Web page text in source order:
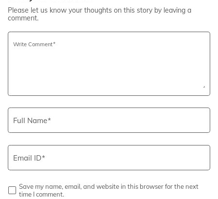
Please let us know your thoughts on this story by leaving a
comment.
Write Comment
Full Name
Email ID
Save my name, email, and website in this browser for the next
time I comment.